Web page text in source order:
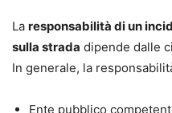
La responsabilità di un
sulla strada dipende dalle
In generale, la
Ente pubblico